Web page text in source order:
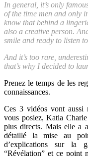
In general, it’s only
of the time men and only
know that behind a
also a creative person.
smile and ready to listen
And it’s too rare,
that’s why I decided to
Prenez le temps de les
connaissances.
Ces 3 vidéos vont aussi
vous posiez, Katia
plus directs. Mais elle a
détaillé la mise au
d’explications sur la
“Révélation” et ce point